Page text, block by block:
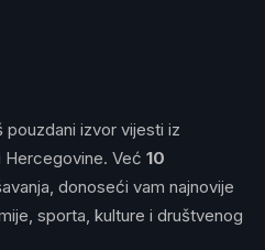
pouzdani izvor vijesti iz
Hercegovine. Već 10
donoseći vam najnovije
sporta, kulture i društvenog